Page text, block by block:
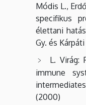
Módis L.,
specifikus
élettani
Gy. és
L. Virág:
immune
(2000)